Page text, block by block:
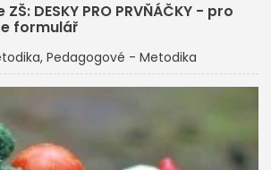
DESKY PRO PRVŇÁČKY - pro
formulář
Pedagogové - Metodika